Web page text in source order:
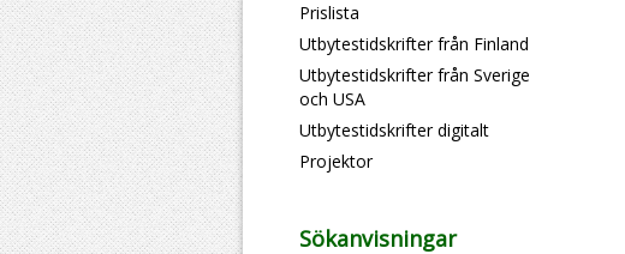
Prislista
Utbytestidskrifter från Finland
Utbytestidskrifter från Sverige
och USA
Utbytestidskrifter digitalt
Projektor
Sökanvisningar